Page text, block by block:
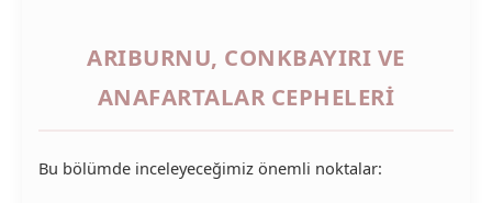
ARIBURNU, CONKBAYIRI VE
ANAFARTALAR CEPHELERI
Bu bölümde inceleyeceğimiz önemli noktalar: